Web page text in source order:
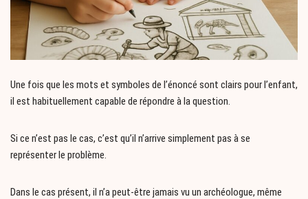
Une fois que les mots et symboles de l’énoncé sont clairs pour l’enfant,
il est habituellement capable de répondre à la question.
Si ce n’est pas le cas, c’est qu’il n’arrive simplement pas à se
représenter le problème.
Dans le cas présent, il n’a peut-être jamais vu un archéologue, même